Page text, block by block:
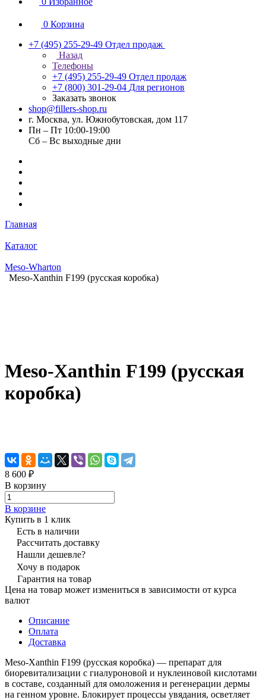
0 Корзина
+7 (495) 255-29-49 Отдел продаж
Назад
Телефоны
+7 (495) 255-29-49 Отдел продаж
+7 (800) 301-29-04 Для регионов
Заказать звонок
shop@fillers-shop.ru
г. Москва, ул. Южнобутовская, дом 117
Пн – Пт 10:00-19:00
Сб – Вс выходные дни
Главная
Каталог
Meso-Wharton
Meso-Xanthin F199 (русская коробка)
Meso-Xanthin F199 (русская
коробка)
8 600 ₽
В корзину
В корзине
Купить в 1 клик
Есть в наличии
Рассчитать доставку
Нашли дешевле?
Хочу в подарок
Гарантия на товар
Цена на товар может измениться в зависимости от курса
валют
Описание
Оплата
Доставка
Meso-Xanthin F199 (русская коробка) — препарат для
биоревитализации с гиалуроновой и нуклеиновой кислотами
в составе, созданный для омоложения и регенерации дермы
на генном уровне. Блокирует процессы увядания, осветляет